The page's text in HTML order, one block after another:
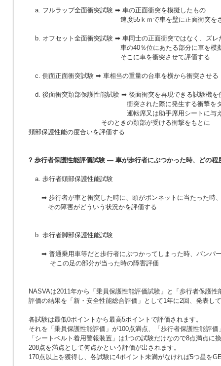
a. フルラップ全面衝突試験 ➡ 車の正面衝突を模擬したもの
速度55ｋｍで車を壁に正面衝突をさ
b. オフセット全面衝突試験 ➡ 車同士の正面衝突ではなく、ズレ
車の40％位にあたる部分に車を模擬した
そこに車を衝突させて評価する
c. 側面正面衝突試験 ➡ 車相当の重量の台車を横から衝突させる
d. 後面衝突頚部保護性能試験 ➡ 後面衝突を再現できる試験機を
衝突された際に発生する衝撃をダミー
運転席又は助手席用シートに与えま
そのときの頚部が受ける衝撃をもとに
頚部保護性能の度合いを評価する
? 歩行者保護性能評価試験 — 車が歩行者にぶつかった時、どの程
a. 歩行者頭部保護性能試験
➡ 歩行者が車と衝突した時に、頭がボンネットに当たった時
その障害がどういう状況かを評価する
b. 歩行者脚部保護性能試験
➡ 普通乗用車等だと歩行者にぶつかってしまった時、バンパ
そこの足の部分が当った時の障害評価
NASVAは2011年から「乗員保護性能評価試験」と「歩行者保護性
評価の結果を「新・安全性能総合評価」として1年に2回、発表し
各試験は最低0ポイントから最高5ポイントで評価されます。
それを「乗員保護性能評価」が100点満点、「歩行者保護性能評価
「シートベルト着用警報装置」は1つの試験だけなので8点満点に
208点を満点として何点かという評価が出されます。
170点以上を獲得し、各試験に4ポイント未満がなければ5つ星を